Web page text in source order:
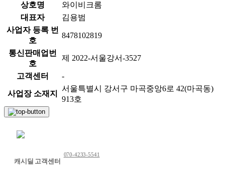
상호명
와이비크롬
대표자
김용범
사업자 등록 번
호
8478102819
통신판매업번
호
제 2022-서울강서-3527
고객센터 -
사업장 소재지
서울특별시 강서구 마곡중앙6로 42(마곡동)
913호
캐시딜 고객센터
070-4233-5541